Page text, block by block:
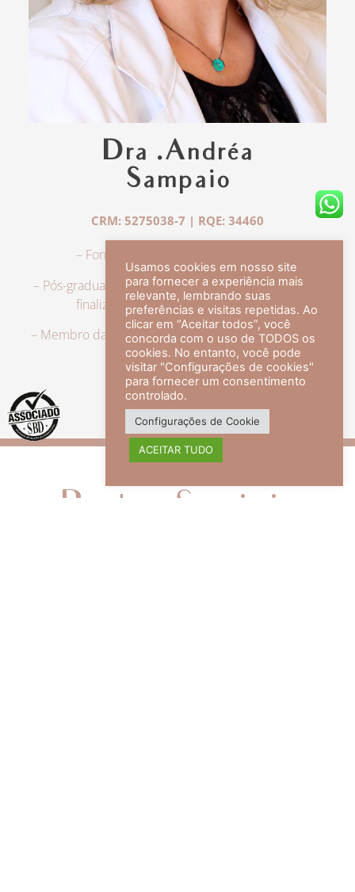
Dra .Andréa
Sampaio
CRM: 5275038-7 | RQE: 34460
– Formação em Medicina pela UFRJ.
– Pós-graduação em Dermatologia pela UFRJ, tendo
finalizado a especialização em 2007.
– Membro da Sociedade Brasileira de Dermatologia,
com título de especialista.
veja mais +
Redes Sociais
Usamos cookies em nosso site
para fornecer a experiência mais
relevante, lembrando suas
preferências e visitas repetidas. Ao
clicar em “Aceitar todos”, você
concorda com o uso de TODOS os
cookies. No entanto, você pode
visitar "Configurações de cookies"
para fornecer um consentimento
controlado.
Configurações de Cookie
ACEITAR TUDO